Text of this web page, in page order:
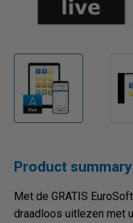
Product summary
Met de GRATIS
draadloos uitlezen met